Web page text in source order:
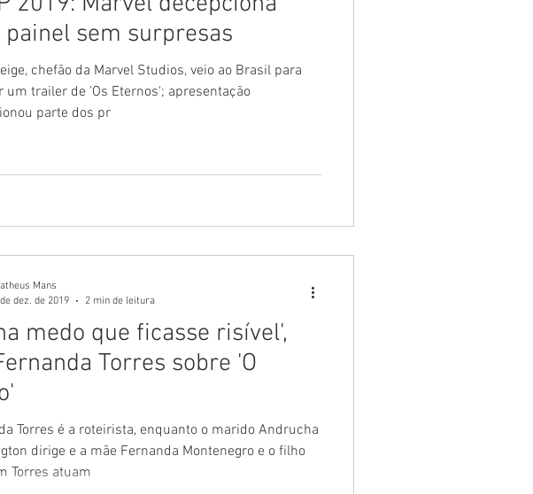
painel sem surpresas
chefão da Marvel Studios, veio ao Brasil para
um trailer de 'Os Eternos'; apresentação
parte dos pr
medo que ficasse risível',
Torres sobre 'O
Torres é a roteirista, enquanto o marido Andrucha
dirige e a mãe Fernanda Montenegro e o filho
Torres atuam
Mans
dez. de 2019
2 min de leitura